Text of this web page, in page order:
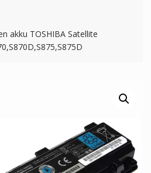
akku TOSHIBA Satellite